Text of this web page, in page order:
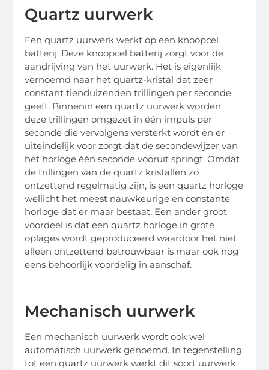
Quartz uurwerk
Een quartz uurwerk werkt op een knoopcel
batterij. Deze knoopcel batterij zorgt voor de
aandrijving van het uurwerk. Het is eigenlijk
vernoemd naar het quartz-kristal dat zeer
constant tienduizenden trillingen per seconde
geeft. Binnenin een quartz uurwerk worden
deze trillingen omgezet in één impuls per
seconde die vervolgens versterkt wordt en er
uiteindelijk voor zorgt dat de secondewijzer van
het horloge één seconde vooruit springt. Omdat
de trillingen van de quartz kristallen zo
ontzettend regelmatig zijn, is een quartz horloge
wellicht het meest nauwkeurige en constante
horloge dat er maar bestaat. Een ander groot
voordeel is dat een quartz horloge in grote
oplages wordt geproduceerd waardoor het niet
alleen ontzettend betrouwbaar is maar ook nog
eens behoorlijk voordelig in aanschaf.
Mechanisch uurwerk
Een mechanisch uurwerk wordt ook wel
automatisch uurwerk genoemd. In tegenstelling
tot een quartz uurwerk werkt dit soort uurwerk